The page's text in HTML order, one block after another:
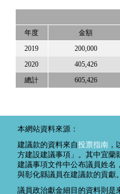
年度 金額
2019 200,000
2020 405,426
總計 605,426
本網站資料來源：
建議款的資料來自投票指南 ，
方建設建議事項」。其中宜蘭
建議事項文件中公布議員姓名
與彰化縣議員在建議款的貢獻。
議員政治獻金細目的資料則是